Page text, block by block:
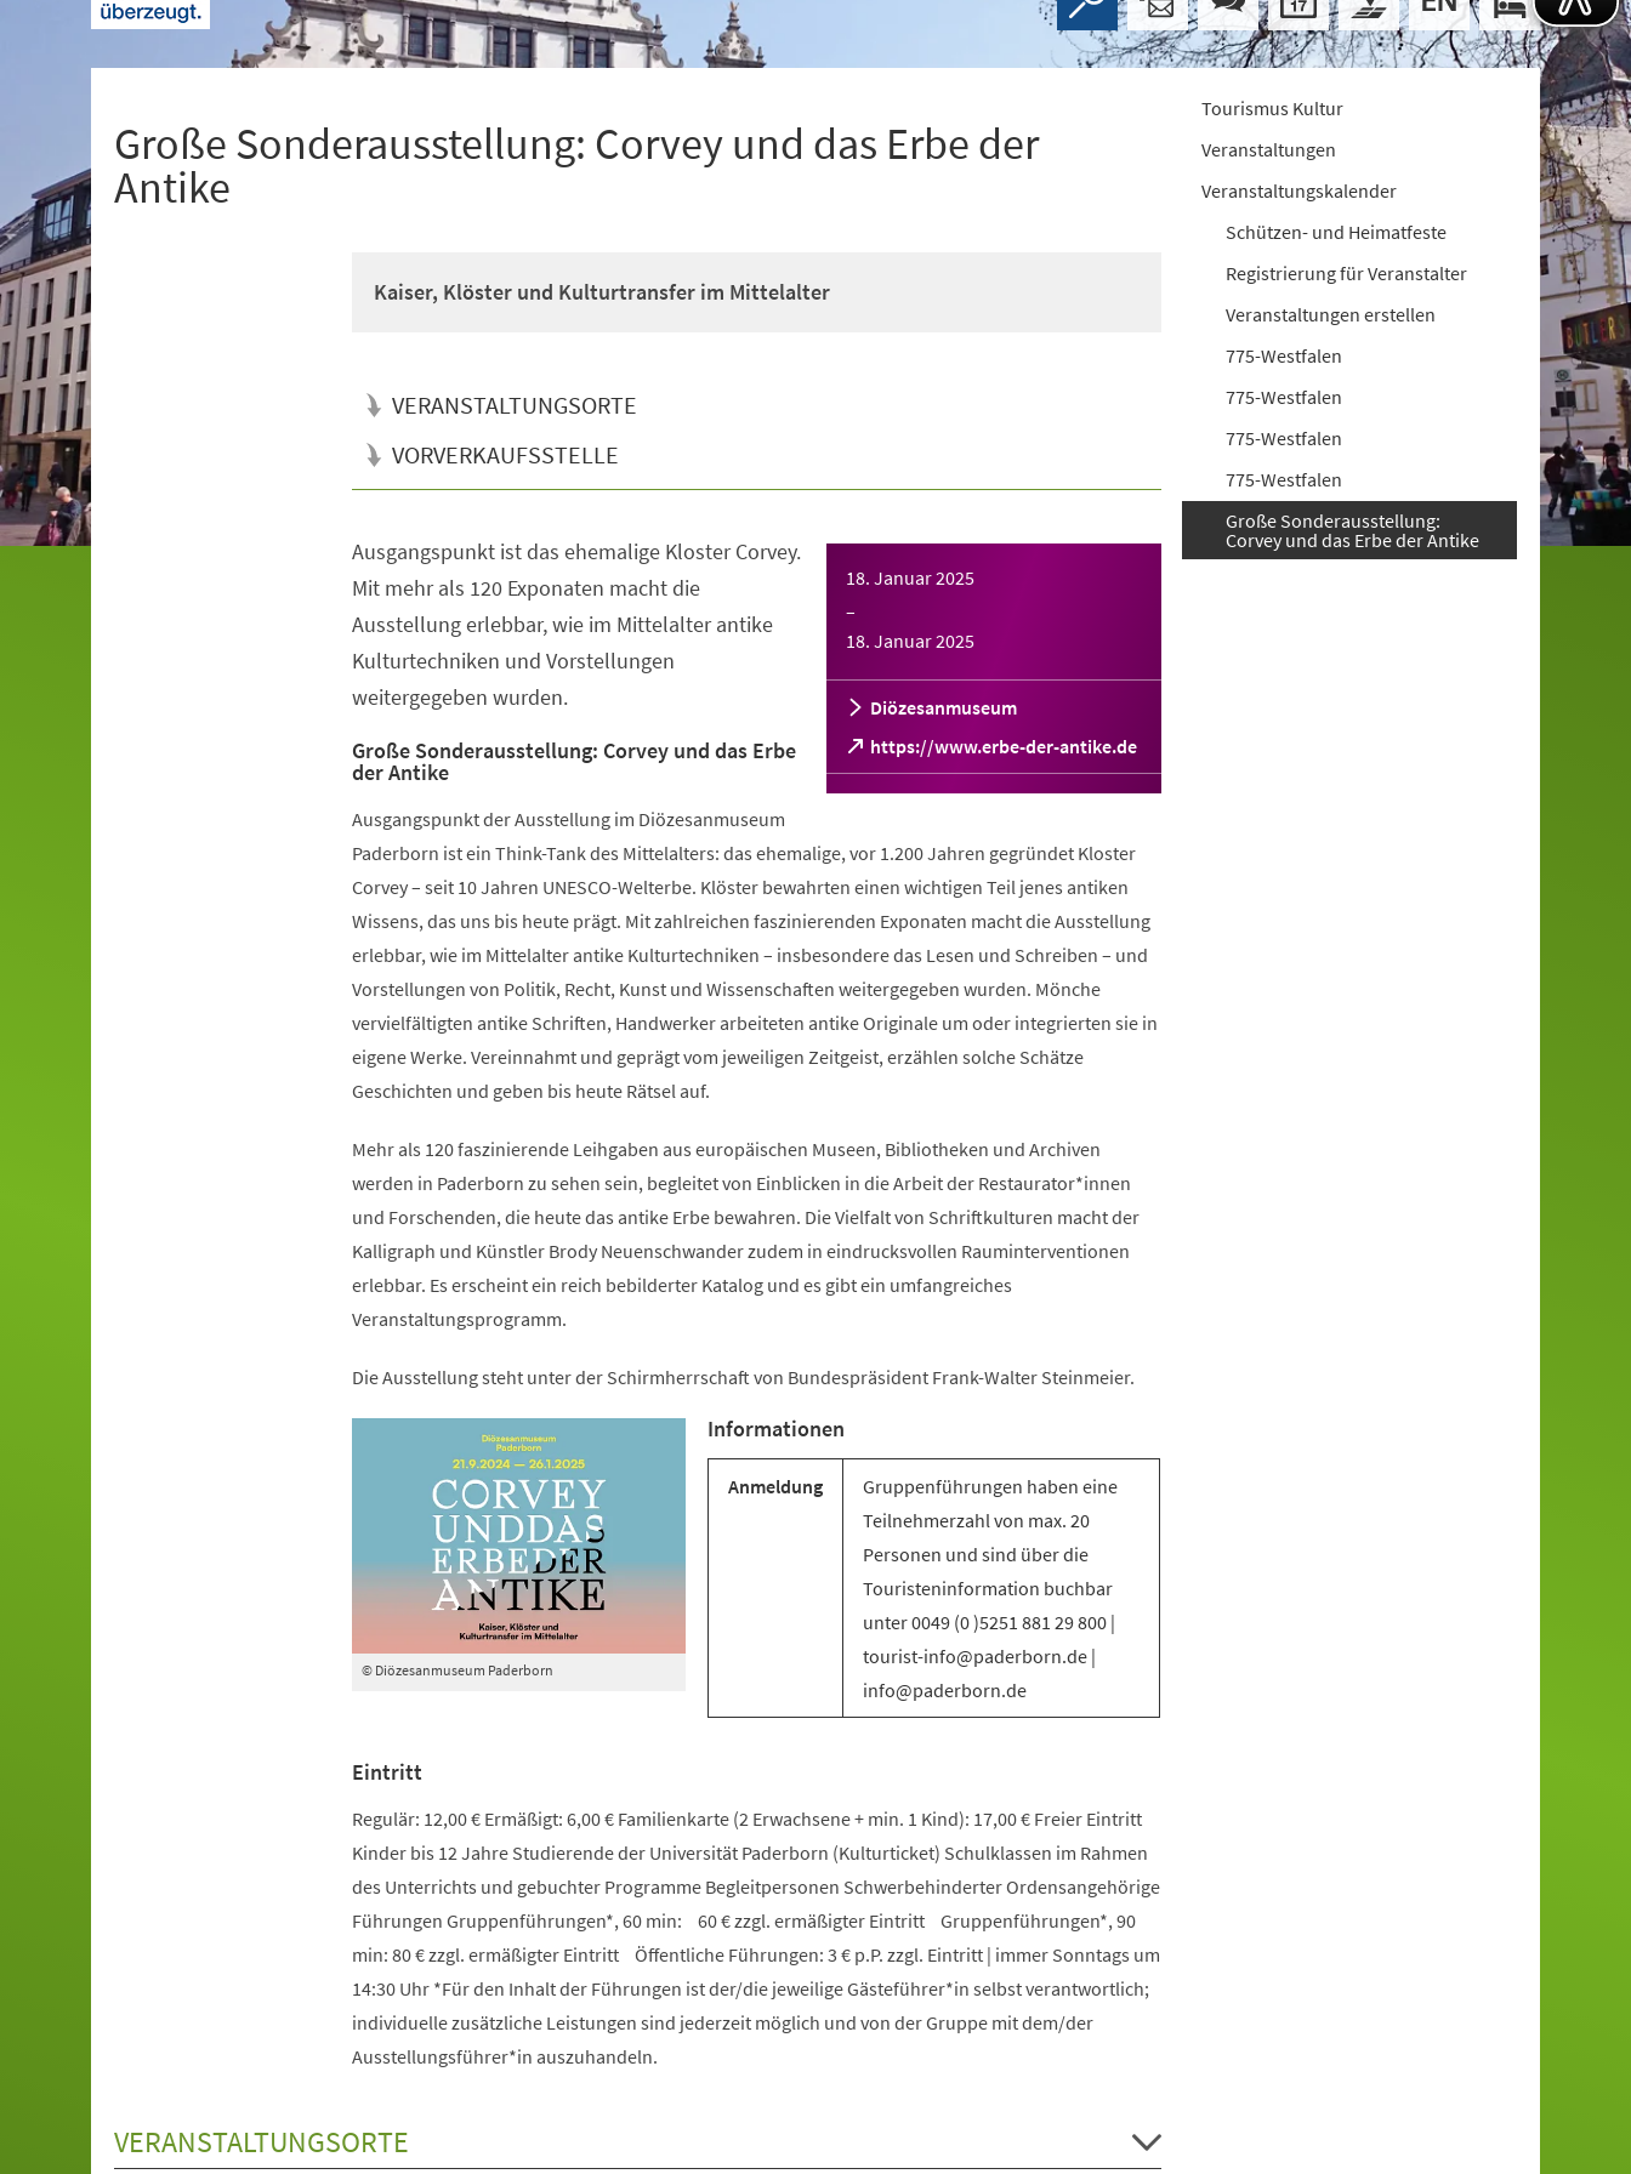
Große Sonderausstellung: Corvey und das Erbe der
Antike
Kaiser, Klöster und Kulturtransfer im Mittelalter
VERANSTALTUNGSORTE
VORVERKAUFSSTELLE
18. Januar 2025
–
18. Januar 2025
Diözesanmuseum
https://www.erbe-der-antike.de
(Öffnet
in
einem
Tab)
Ausgangspunkt ist das ehemalige Kloster Corvey.
Mit mehr als 120 Exponaten macht die
Ausstellung erlebbar, wie im Mittelalter antike
Kulturtechniken und Vorstellungen
weitergegeben wurden.
Große Sonderausstellung: Corvey und das Erbe
der Antike
Ausgangspunkt der Ausstellung im Diözesanmuseum
Paderborn ist ein Think-Tank des Mittelalters: das ehemalige, vor 1.200 Jahren gegründet Kloster
Corvey – seit 10 Jahren UNESCO-Welterbe. Klöster bewahrten einen wichtigen Teil jenes antiken
Wissens, das uns bis heute prägt. Mit zahlreichen faszinierenden Exponaten macht die Ausstellung
erlebbar, wie im Mittelalter antike Kulturtechniken – insbesondere das Lesen und Schreiben – und
Vorstellungen von Politik, Recht, Kunst und Wissenschaften weitergegeben wurden. Mönche
vervielfältigten antike Schriften, Handwerker arbeiteten antike Originale um oder integrierten sie in
eigene Werke. Vereinnahmt und geprägt vom jeweiligen Zeitgeist, erzählen solche Schätze
Geschichten und geben bis heute Rätsel auf.
Mehr als 120 faszinierende Leihgaben aus europäischen Museen, Bibliotheken und Archiven
werden in Paderborn zu sehen sein, begleitet von Einblicken in die Arbeit der Restaurator*innen
und Forschenden, die heute das antike Erbe bewahren. Die Vielfalt von Schriftkulturen macht der
Kalligraph und Künstler Brody Neuenschwander zudem in eindrucksvollen Rauminterventionen
erlebbar. Es erscheint ein reich bebilderter Katalog und es gibt ein umfangreiches
Veranstaltungsprogramm.
Die Ausstellung steht unter der Schirmherrschaft von Bundespräsident Frank-Walter Steinmeier.
© Diözesanmuseum Paderborn
Informationen
Anmeldung
Gruppenführungen haben eine
Teilnehmerzahl von max. 20
Personen und sind über die
Touristeninformation buchbar
unter 0049 (0 )5251 881 29 800 |
tourist-info@paderborn.de |
info@paderborn.de
Eintritt
Regulär: 12,00 € Ermäßigt: 6,00 € Familienkarte (2 Erwachsene + min. 1 Kind): 17,00 € Freier Eintritt
Kinder bis 12 Jahre Studierende der Universität Paderborn (Kulturticket) Schulklassen im Rahmen
des Unterrichts und gebuchter Programme Begleitpersonen Schwerbehinderter Ordensangehörige
Führungen Gruppenführungen*, 60 min: 60 € zzgl. ermäßigter Eintritt Gruppenführungen*, 90
min: 80 € zzgl. ermäßigter Eintritt Öffentliche Führungen: 3 € p.P. zzgl. Eintritt | immer Sonntags um
14:30 Uhr *Für den Inhalt der Führungen ist der/die jeweilige Gästeführer*in selbst verantwortlich;
individuelle zusätzliche Leistungen sind jederzeit möglich und von der Gruppe mit dem/der
Ausstellungsführer*in auszuhandeln.
VERANSTALTUNGSORTE
Tourismus Kultur
Veranstaltungen
Veranstaltungskalender
Schützen- und Heimatfeste
Registrierung für Veranstalter
Veranstaltungen erstellen
775-Westfalen
775-Westfalen
775-Westfalen
775-Westfalen
Große Sonderausstellung:
Corvey und das Erbe der Antike